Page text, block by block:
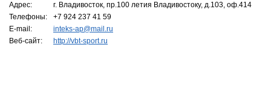
Адрес:
г. Владивосток, пр.100 летия Владивостоку, д.103, оф.414
Телефоны:
+7 924 237 41 59
E-mail:
inteks-ap@mail.ru
Веб-сайт:
http://vbt-sport.ru